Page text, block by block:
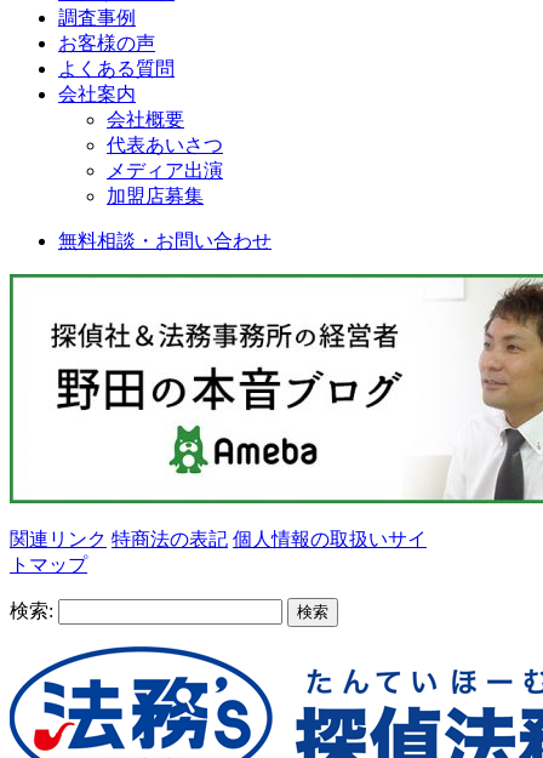
調査事例
お客様の声
よくある質問
会社案内
会社概要
代表あいさつ
メディア出演
加盟店募集
無料相談・お問い合わせ
関連リンク 特商法の表記 個人情報の取扱いサイ
トマップ
検索: